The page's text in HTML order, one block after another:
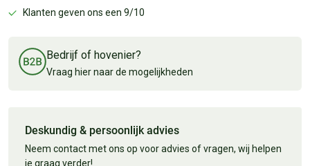
Klanten geven ons een 9/10
Bedrijf of hovenier?
Vraag hier naar de mogelijkheden
Deskundig & persoonlijk advies
Neem contact met ons op voor advies of vragen, wij helpen
je graag verder!